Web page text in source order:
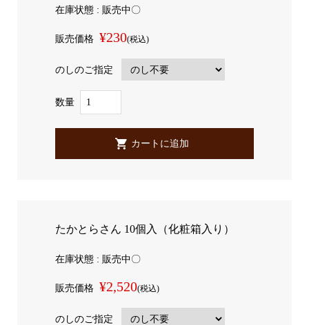
在庫状態 : 販売中〇
販売価格 ¥230(税込)
のしのご指定
数量
たかとらさん 10個入（化粧箱入り）
在庫状態 : 販売中〇
販売価格 ¥2,520(税込)
のしのご指定